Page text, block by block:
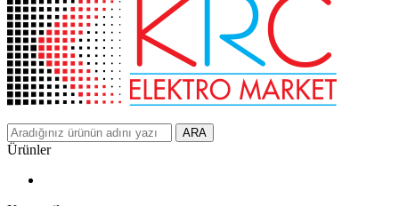
ARA
Ürünler